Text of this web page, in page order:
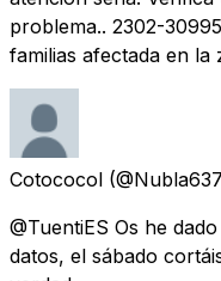
problema.. 2302-
familias afectada en la
Cotococol
@TuentiES Os he
datos, el sábado